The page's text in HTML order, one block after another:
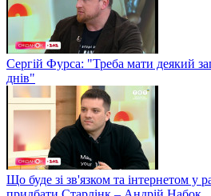
Сергій Фурса: "Треба мати деякий
днів"
Що буде зі зв'язком та інтернетом у